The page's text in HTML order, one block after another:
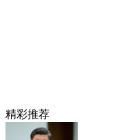
精彩推荐